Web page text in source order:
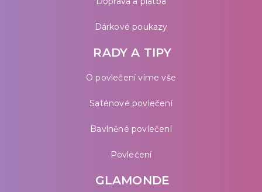
Dárkové poukazy
RADY A TIPY
O povlečení víme vše
Saténové povlečení
Bavlněné povlečení
Povlečení
GLAMONDE